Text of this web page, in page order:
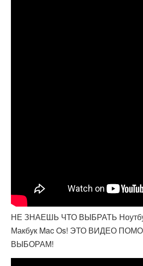
НЕ ЗНАЕШЬ ЧТО ВЫБРАТЬ
Макбук Mac Os! ЭТО ВИДЕО
ВЫБОРАМ!